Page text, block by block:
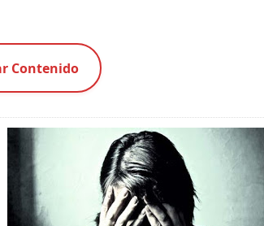
Contenido